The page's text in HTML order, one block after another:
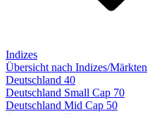
Indizes
Übersicht nach Indizes/Märkten
Deutschland 40
Deutschland Small Cap 70
Deutschland Mid Cap 50